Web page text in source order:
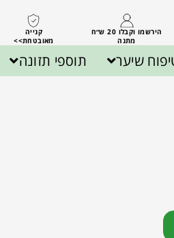
הירשמו וקבלו 20 ש״ח
מתנה
קנייה
מאובטחת>>
שיער תוספי תזונה